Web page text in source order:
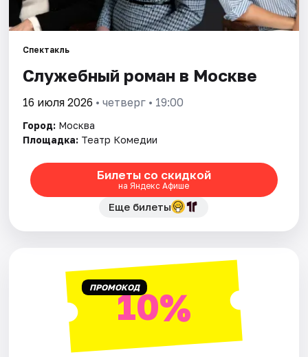
Спектакль
Служебный роман в Москве
16 июля 2026 • четверг • 19:00
Город: Москва
Площадка: Театр Комедии
Билеты со скидкой
на Яндекс Афише
Еще билеты
ПРОМОКОД10%